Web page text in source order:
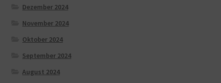
Dezember 2024
November 2024
Oktober 2024
September 2024
August 2024